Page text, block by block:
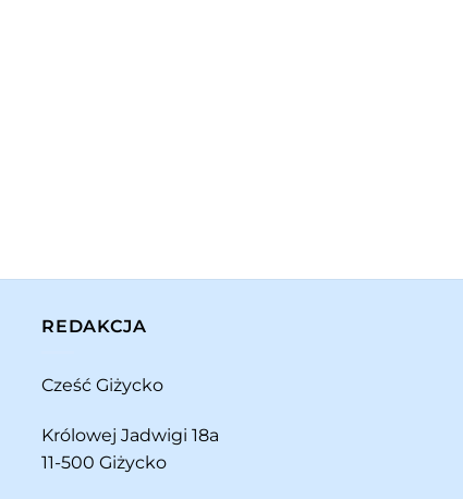
REDAKCJA
Cześć Giżycko
Królowej Jadwigi 18a
11-500 Giżycko